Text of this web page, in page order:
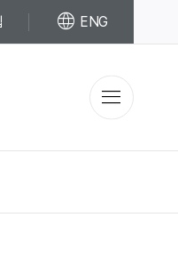
language ENG
menu